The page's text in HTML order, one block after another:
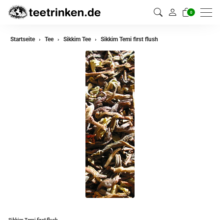
0
zurück
Teemischungen
Startseite Tee Sikkim Tee Sikkim Temi first flush